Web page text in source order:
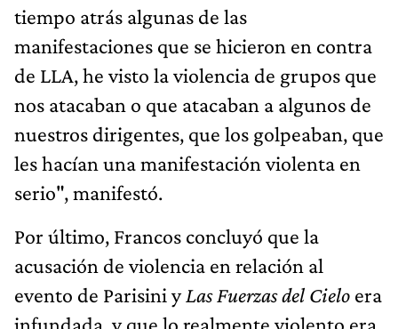
tiempo atrás algunas de las
manifestaciones que se hicieron en contra
de LLA, he visto la violencia de grupos que
nos atacaban o que atacaban a algunos de
nuestros dirigentes, que los golpeaban, que
les hacían una manifestación violenta en
serio", manifestó.
Por último, Francos concluyó que la
acusación de violencia en relación al
evento de Parisini yLas Fuerzas del Cielo era
infundada, y que lo realmente violento era